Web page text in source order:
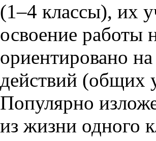
(1–4 классы), их
освоение работы
ориентировано
действий (общих
Популярно
из жизни одного